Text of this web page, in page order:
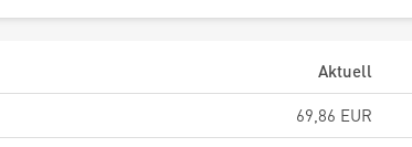
Aktuell
69,86 EUR